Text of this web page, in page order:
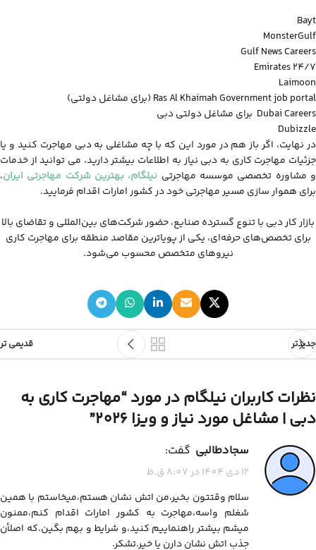
Bayt
MonsterGulf
Gulf News Careers
Emirates 24/7
Laimoon
Ras Al Khaimah Government job portal (برای مشاغل دولتی)
Dubai Careers برای مشاغل دولتی دبی
Dubizzle
در نهایت، اگر باز هم در مورد این که با چه مشاغلی به دبی مهاجرت کنید و یا
جزئیات مهاجرت کاری به دبی نیاز به اطلاعات بیشتر دارید، می توانید از خدمات
و مشاوره تخصصی موسسه مهاجرتی نیلگام، بهترین شرکت مهاجرتی ایران،
برای هموار سازی مسیر مهاجرتی خود در کشور امارات اقدام فرمایید.
بازار کار دبی با تنوع گسترده صنایع، حضور شرکت‌های بین‌المللی و تقاضای بالا
برای تخصص‌های حرفه‌ای، یکی از پویاترین مقاصد منطقه برای مهاجرت کاری
نیروهای متخصص محسوب می‌شود.
جدیدتر قدیمی تر
نظرات کاربران نیلگام در مورد “مهاجرت کاری به
دبی | مشاغل مورد نیاز و ویزا 2026
”
سجادطالبی گفت:
12 دی 1404 در 8:07 ق.ظ
سلام وقتتون بخیر،من اتش نشان هستم،میخاستم با همین
شغلم واسه،مهاجرت به کشور امارات اقدام کنم،ممنون
میشم بیشتر راهنماییم کنید،و شرایط و بهم بگین.که اصلأن
جذب اتش نشان دارن یا خیر.تشکر.